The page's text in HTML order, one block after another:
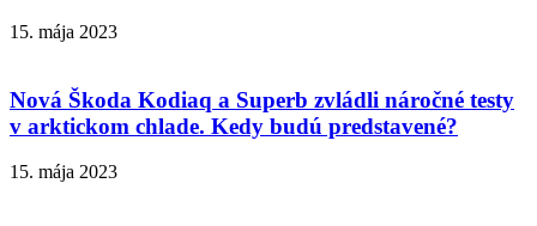
15. mája 2023
Nová Škoda Kodiaq a Superb zvládli náročné testy
v arktickom chlade. Kedy budú predstavené?
15. mája 2023